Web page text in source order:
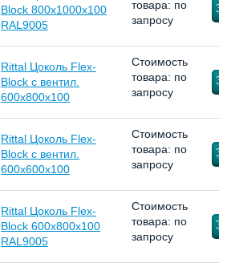
Block 800x1000x100
RAL9005
товара: по
запросу
Rittal Цоколь Flex-
Block с вентил.
600x800x100
Стоимость
товара: по
запросу
Rittal Цоколь Flex-
Block с вентил.
600x600x100
Стоимость
товара: по
запросу
Rittal Цоколь Flex-
Block 600x800x100
RAL9005
Стоимость
товара: по
запросу